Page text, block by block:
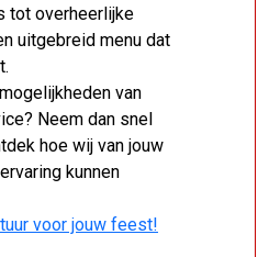
tot overheerlijke
uitgebreid menu dat
van
Neem dan snel
hoe wij van jouw
kunnen
voor jouw feest!